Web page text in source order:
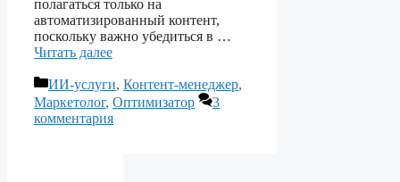
полагаться только на
автоматизированный контент,
поскольку важно убедиться в …
Читать далее
Рубрики
ИИ-услуги, Контент-менеджер,
Маркетолог, Оптимизатор
3
комментария